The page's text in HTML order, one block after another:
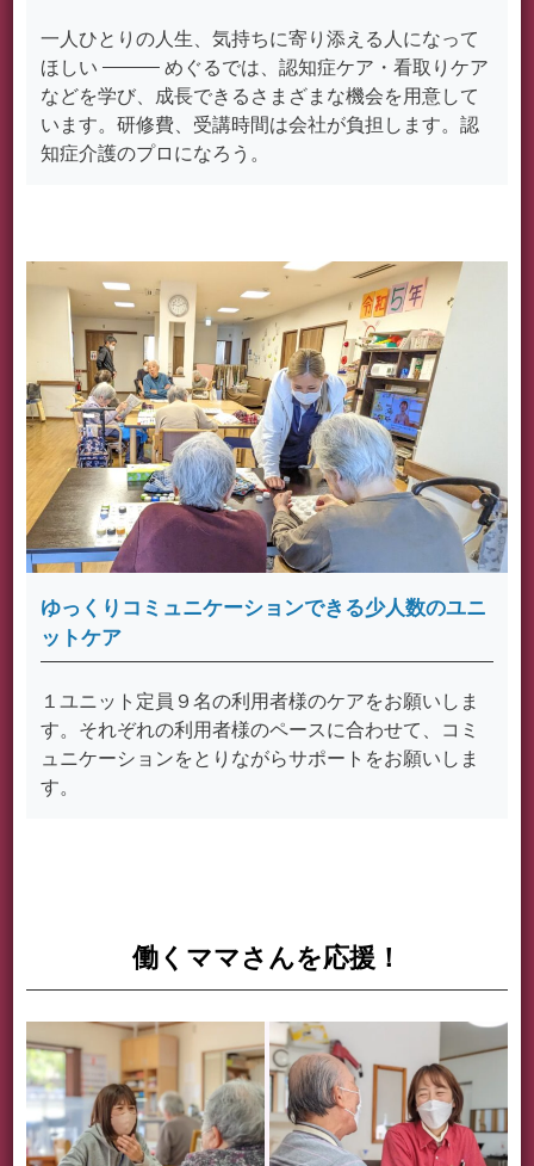
一人ひとりの人生、気持ちに寄り添える人になって
ほしい
めぐるでは、認知症ケア・看取りケア
などを学び、成長できるさまざまな機会を用意して
います。研修費、受講時間は会社が負担します。認
知症介護のプロになろう。
ゆっくりコミュニケーションできる少人数のユニ
ットケア
１ユニット定員９名の利用者様のケアをお願いしま
す。それぞれの利用者様のペースに合わせて、コミ
ュニケーションをとりながらサポートをお願いしま
す。
働くママさんを応援！